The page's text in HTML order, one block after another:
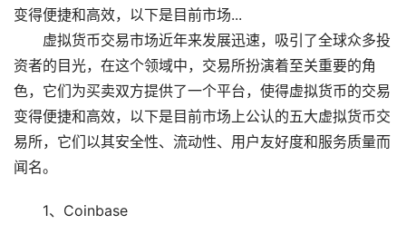
变得便捷和高效，以下是目前市场...
虚拟货币交易市场近年来发展迅速，吸引了全球众多投
资者的目光，在这个领域中，交易所扮演着至关重要的角
色，它们为买卖双方提供了一个平台，使得虚拟货币的交易
变得便捷和高效，以下是目前市场上公认的五大虚拟货币交
易所，它们以其安全性、流动性、用户友好度和服务质量而
闻名。
1、Coinbase